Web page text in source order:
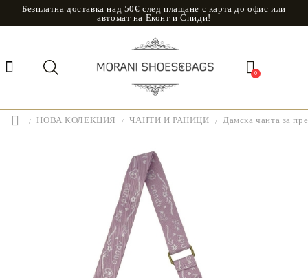
Безплатна доставка над 50€ след плащане с карта до офис или
автомат на Еконт и Спиди!
0
НОВА КОЛЕКЦИЯ ЧАНТИ И РАНИЦИ Дамска чанта за